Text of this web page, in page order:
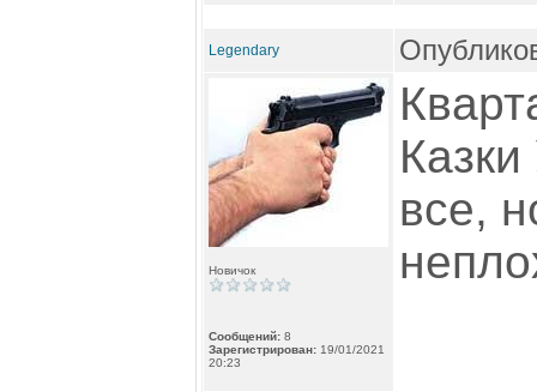
Legendary
Новичок
Сообщений: 8
Зарегистрирован: 19/01/2021
20:23
все,